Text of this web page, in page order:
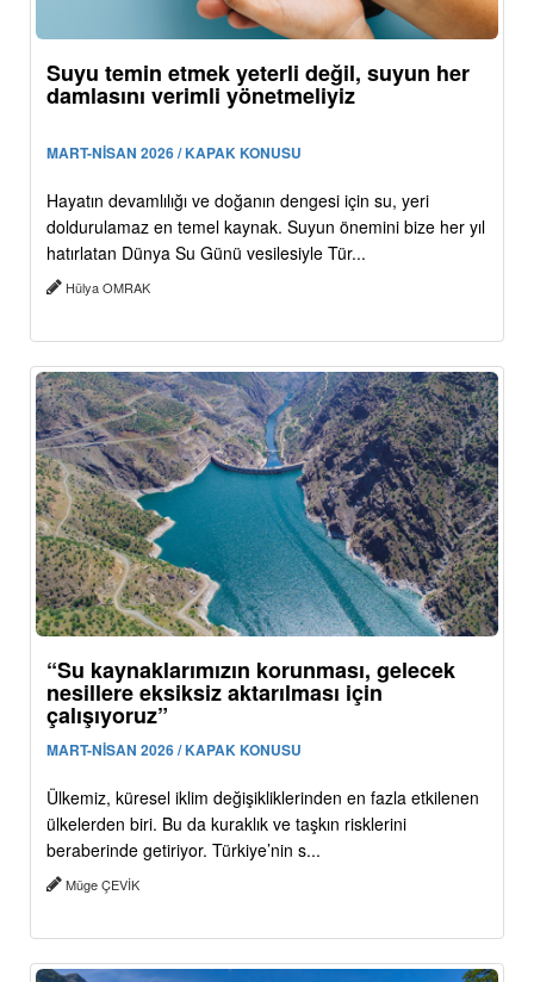
Suyu temin etmek yeterli değil, suyun her
damlasını verimli yönetmeliyiz
MART-NİSAN 2026 / KAPAK KONUSU
Hayatın devamlılığı ve doğanın dengesi için su, yeri
doldurulamaz en temel kaynak. Suyun önemini bize her yıl
hatırlatan Dünya Su Günü vesilesiyle Tür...
Hülya OMRAK
“Su kaynaklarımızın korunması, gelecek
nesillere eksiksiz aktarılması için
çalışıyoruz”
MART-NİSAN 2026 / KAPAK KONUSU
Ülkemiz, küresel iklim değişikliklerinden en fazla etkilenen
ülkelerden biri. Bu da kuraklık ve taşkın risklerini
beraberinde getiriyor. Türkiye’nin s...
Müge ÇEVİK